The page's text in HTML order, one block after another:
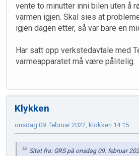
vente to minutter inni bilen uten å
varmen igjen. Skal sies at
igjen dagen etter, så var bare en
Har satt opp verkstedavtale med
varmeapparatet må være pålitelig.
Klykken
onsdag 09. februar 2022, klokken 14:15
Sitat fra: GRS på onsdag 09. februar